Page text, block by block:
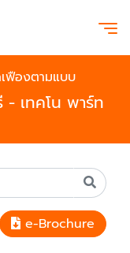
ฟืองตามแบบ
เทคโน พาร์ท
e-Brochure